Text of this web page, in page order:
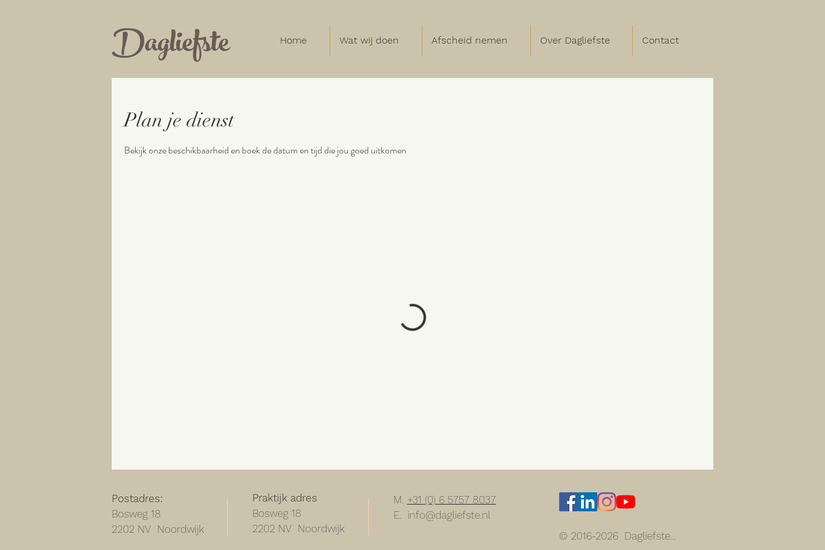
Dagliefste Home Wat wij doen Afscheid nemen Over Dagliefste Contact
Plan je dienst
Bekijk onze beschikbaarheid en boek de datum en tijd die jou goed uitkomen
Postadres:
Bosweg 18
2202 NV Noordwijk
Praktijk adres
Bosweg 18
2202 NV Noordwijk
M. +31 (0) 6 5757 8037
E. info@dagliefste.nl
© 2016-2026 Dagliefste...